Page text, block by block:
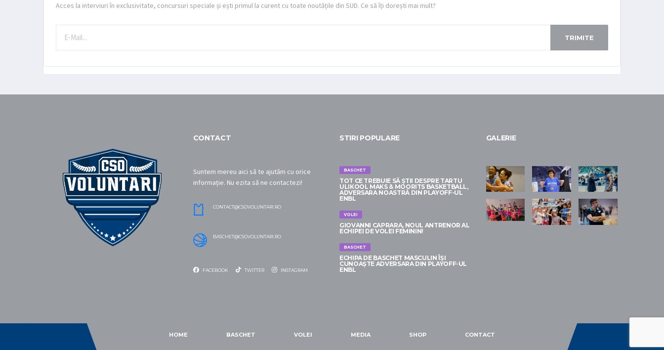
Acces la interviuri în exclusivitate, concursuri speciale și ești primul la curent cu toate noutățile din SUD. Ce să îți dorești mai mult?
TRIMITE
CONTACT
Suntem mereu aici să te ajutăm cu orice
informație. Nu ezita să ne contactezi!
CONTACT@CSOVOLUNTARI.RO
BASCHET@CSOVOLUNTARI.RO
FACEBOOK TWITTER INSTAGRAM
STIRI POPULARE
BASCHET
TOT CE TREBUIE SĂ ȘTII DESPRE TARTU
ULIKOOL MAKS & MOORITS BASKETBALL,
ADVERSARA NOASTRĂ DIN PLAYOFF-UL
ENBL
VOLEI
GIOVANNI CAPRARA, NOUL ANTRENOR AL
ECHIPEI DE VOLEI FEMININ!
BASCHET
ECHIPA DE BASCHET MASCULIN ÎȘI
CUNOAȘTE ADVERSARA DIN PLAYOFF-UL
ENBL
GALERIE
HOME BASCHET VOLEI MEDIA SHOP CONTACT